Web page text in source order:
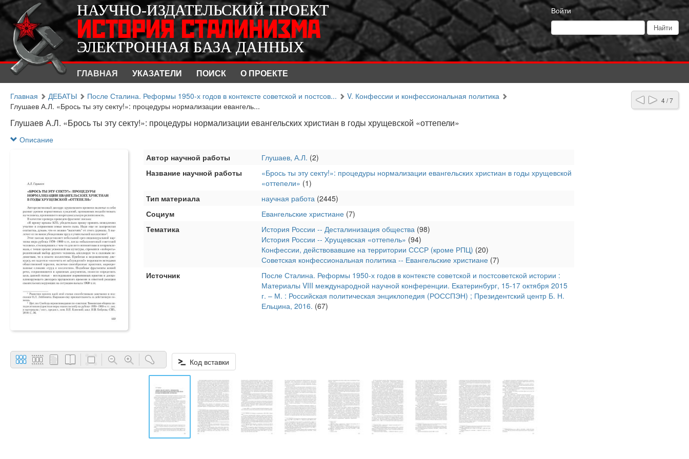
Войти
НАУЧНО-ИЗДАТЕЛЬСКИЙ ПРОЕКТ
ИСТОРИЯ СТАЛИНИЗМА
ЭЛЕКТРОННАЯ БАЗА ДАННЫХ
ГЛАВНАЯ УКАЗАТЕЛИ ПОИСК О ПРОЕКТЕ
НАУЧНО-ИЗДАТЕЛЬСКИЙ ПРОЕКТ
ИСТОРИЯ СТАЛИНИЗМА
ЭЛЕКТРОННАЯ БАЗА ДАННЫХ
4 / 7
Главная ДЕБАТЫ После Сталина. Реформы 1950-х годов в контексте советской и постсов...
V. Конфессии и конфессиональная политика
Глушаев А.Л. «Брось ты эту секту!»: процедуры нормализации евангель...
Глушаев А.Л. «Брось ты эту секту!»: процедуры нормализации евангельских христиан в годы хрущевской «оттепели»
Описание
Автор научной работы
Глушаев, А.Л. (2)
Название научной работы
«Брось ты эту секту!»: процедуры нормализации евангельских христиан в годы хрущевской
«оттепели» (1)
Тип материала
научная работа (2445)
Социум
Евангельские христиане (7)
Тематика
История России -- Десталинизация общества (98)
История России -- Хрущевская «оттепель» (94)
Конфессии, действовавшие на территории СССР (кроме РПЦ) (20)
Советская конфессиональная политика -- Евангельские христиане (7)
Источник
После Сталина. Реформы 1950-х годов в контексте советской и постсоветской истории :
Материалы VIII международной научной конференции. Екатеринбург, 15-17 октября 2015
г. – М. : Российская политическая энциклопедия (РОССПЭН) ; Президентский центр Б. Н.
Ельцина, 2016. (67)
Код вставки